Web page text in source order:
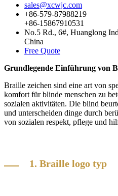
sales@xcwjc.com
+86-579-87988219
+86-15867910531
No.5 Rd., 6#, Huanglong
China
Free Quote
Grundlegende Einführung von
Braille zeichen sind eine art von
komfort für blinde menschen zu
sozialen aktivitäten. Die blind
und unterscheiden dinge durch
von sozialen respekt, pflege und
1. Braille logo typ